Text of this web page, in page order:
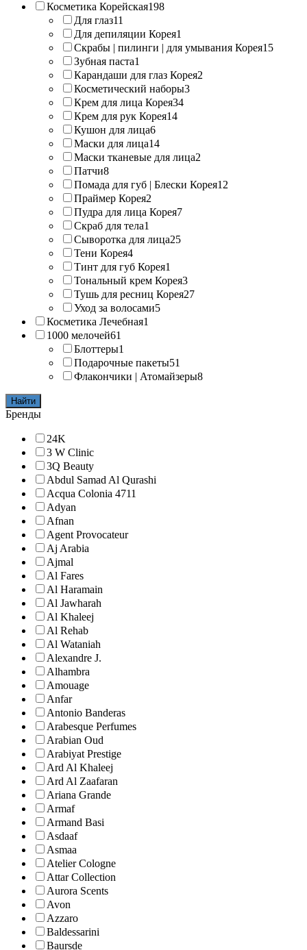
Косметика Корейская198
Для глаз11
Для депиляции Корея1
Скрабы | пилинги | для умывания Корея15
Зубная паста1
Карандаши для глаз Корея2
Косметический наборы3
Крем для лица Корея34
Крем для рук Корея14
Кушон для лица6
Маски для лица14
Маски тканевые для лица2
Патчи8
Помада для губ | Блески Корея12
Праймер Корея2
Пудра для лица Корея7
Скраб для тела1
Сыворотка для лица25
Тени Корея4
Тинт для губ Корея1
Тональный крем Корея3
Тушь для ресниц Корея27
Уход за волосами5
Косметика Лечебная1
1000 мелочей61
Блоттеры1
Подарочные пакеты51
Флакончики | Атомайзеры8
Найти
Бренды
24K
3 W Clinic
3Q Beauty
Abdul Samad Al Qurashi
Acqua Colonia 4711
Adyan
Afnan
Agent Provocateur
Aj Arabia
Ajmal
Al Fares
Al Haramain
Al Jawharah
Al Khaleej
Al Rehab
Al Wataniah
Alexandre J.
Alhambra
Amouage
Anfar
Antonio Banderas
Arabesque Perfumes
Arabian Oud
Arabiyat Prestige
Ard Al Khaleej
Ard Al Zaafaran
Ariana Grande
Armaf
Armand Basi
Asdaaf
Asmaa
Atelier Cologne
Attar Collection
Aurora Scents
Avon
Azzaro
Baldessarini
Baursde